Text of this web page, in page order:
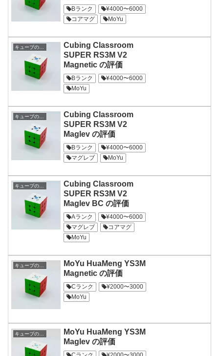
Bランク
¥4000〜6000
コアマグ
MoYu
キューブの評価
Cubing Classroom
SUPER RS3M V2
Magnetic の評価
Bランク
¥4000〜6000
MoYu
キューブの評価
Cubing Classroom
SUPER RS3M V2
Maglev の評価
Bランク
¥4000〜6000
マグレブ
MoYu
キューブの評価
Cubing Classroom
SUPER RS3M V2
Maglev BC の評価
Aランク
¥4000〜6000
マグレブ
コアマグ
MoYu
キューブの評価
MoYu HuaMeng YS3M
Magnetic の評価
Cランク
¥2000〜3000
MoYu
キューブの評価
MoYu HuaMeng YS3M
Maglev の評価